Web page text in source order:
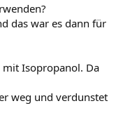
das war es dann für
mit Isopropanol. Da
weg und verdunstet